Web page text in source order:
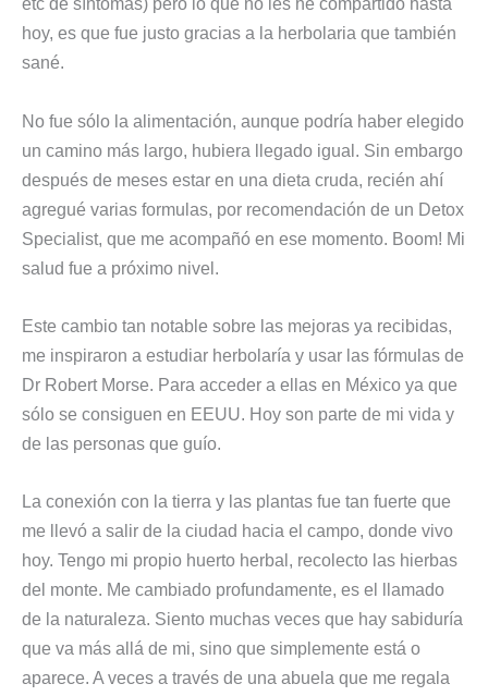
hoy, es que fue justo gracias a la herbolaria que también
sané.
No fue sólo la alimentación, aunque podría haber elegido
un camino más largo, hubiera llegado igual. Sin embargo
después de meses estar en una dieta cruda, recién ahí
agregué varias formulas, por recomendación de un Detox
Specialist, que me acompañó en ese momento. Boom! Mi
salud fue a próximo nivel.
Este cambio tan notable sobre las mejoras ya recibidas,
me inspiraron a estudiar herbolaría y usar las fórmulas de
Dr Robert Morse. Para acceder a ellas en México ya que
sólo se consiguen en EEUU. Hoy son parte de mi vida y
de las personas que guío.
La conexión con la tierra y las plantas fue tan fuerte que
me llevó a salir de la ciudad hacia el campo, donde vivo
hoy. Tengo mi propio huerto herbal, recolecto las hierbas
del monte. Me cambiado profundamente, es el llamado
de la naturaleza. Siento muchas veces que hay sabiduría
que va más allá de mi, sino que simplemente está o
aparece. A veces a través de una abuela que me regala